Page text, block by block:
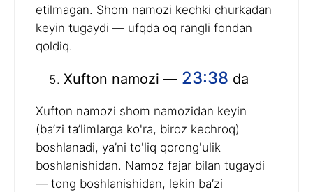
etilmagan. Shom namozi kechki churkadan
keyin tugaydi — ufqda oq rangli fondan
qoldiq.
Xufton namozi — 23:38 da
Xufton namozi shom namozidan keyin
(ba’zi ta’limlarga ko'ra, biroz kechroq)
boshlanadi, ya’ni to'liq qorong'ulik
boshlanishidan. Namoz fajar bilan tugaydi
— tong boshlanishidan, lekin ba’zi